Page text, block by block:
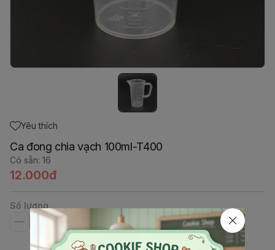
Yêu thích
Ca đong chia vạch 100ml-T400
Có sẵn: 16
12.000đ
Số lượng